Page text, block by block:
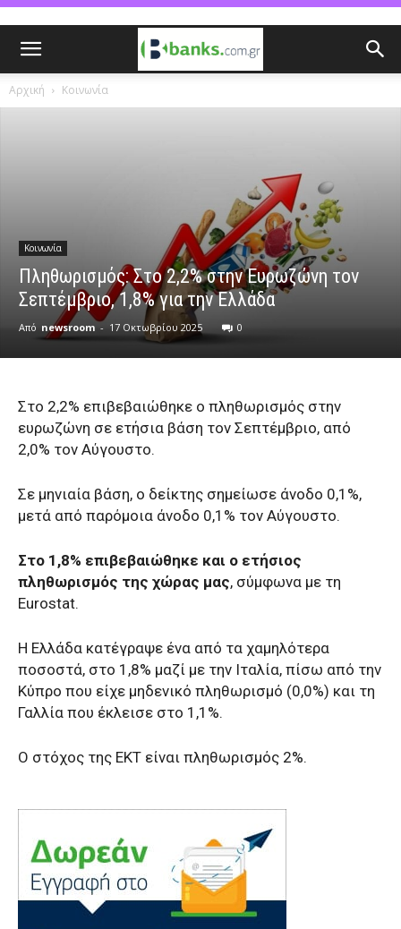
Αρχική Κοινωνία
Κοινωνία
Πληθωρισμός: Στο 2,2% στην Ευρωζώνη τον
Σεπτέμβριο, 1,8% για την Ελλάδα
Από newsroom - 17 Οκτωβρίου 2025 0
Στο 2,2% επιβεβαιώθηκε ο πληθωρισμός στην
ευρωζώνη σε ετήσια βάση τον Σεπτέμβριο, από
2,0% τον Αύγουστο.
Σε μηνιαία βάση, ο δείκτης σημείωσε άνοδο 0,1%,
μετά από παρόμοια άνοδο 0,1% τον Αύγουστο.
Στο 1,8% επιβεβαιώθηκε και ο ετήσιος
πληθωρισμός της χώρας μας, σύμφωνα με τη
Eurostat.
Η Ελλάδα κατέγραψε ένα από τα χαμηλότερα
ποσοστά, στο 1,8% μαζί με την Ιταλία, πίσω από την
Κύπρο που είχε μηδενικό πληθωρισμό (0,0%) και τη
Γαλλία που έκλεισε στο 1,1%.
O στόχος της ΕΚΤ είναι πληθωρισμός 2%.